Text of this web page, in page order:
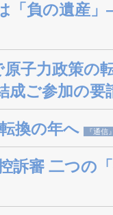
「負の遺産
子力政策の
成ご参加の要
換の年へ 『通信
訴審 二つの